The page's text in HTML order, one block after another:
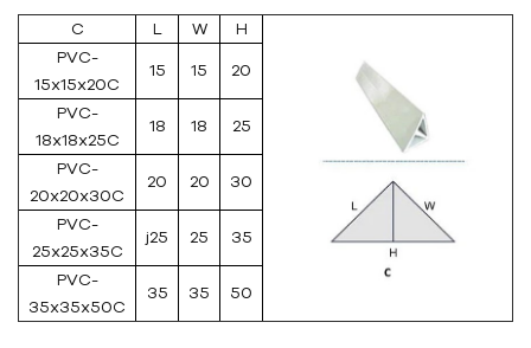
C L W
H
PVC-
15x15x20C
15 15 20
PVC-
18x18x25C
18 18 25
PVC-
20x20x30C
20 20 30
PVC-
25x25x35C
j25 25 35
PVC-
35x35x50C
35 35 50